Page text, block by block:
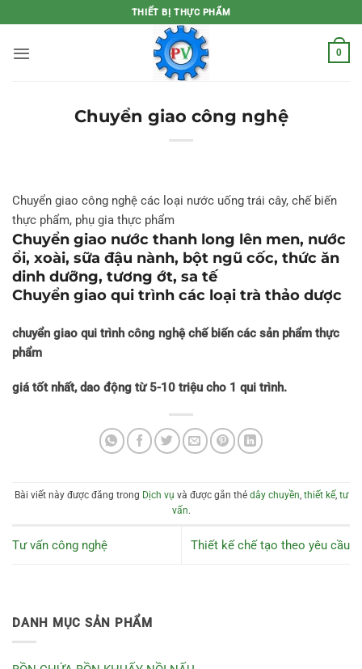
qua
nội
THIẾT BỊ THỰC PHẨM
0
Chuyển giao công nghệ
Chuyển giao công nghệ các loại nước uống trái cây, chế biến
thực phẩm, phụ gia thực phẩm
Chuyển giao nước thanh long lên men, nước
ổi, xoài, sữa đậu nành, bột ngũ cốc, thức ăn
dinh dưỡng, tương ớt, sa tế
Chuyển giao qui trình các loại trà thảo dược
chuyển giao qui trình công nghệ chế biến các sản phẩm thực
phẩm
giá tốt nhất, dao động từ 5-10 triệu cho 1 qui trình.
Bài viết này được đăng trong Dịch vụ và được gắn thẻ dây chuyền, thiết kế, tư
vấn.
Tư vấn công nghệ Thiết kế chế tạo theo yêu cầu
DANH MỤC SẢN PHẨM